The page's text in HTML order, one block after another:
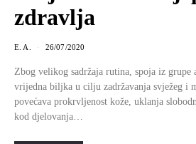
zdravlja
E. A. 26/07/2020
Zbog velikog sadržaja rutina, spoja iz grupe
vrijedna biljka u cilju zadržavanja svježeg i
povećava prokrvljenost kože, uklanja
kod djelovanja…